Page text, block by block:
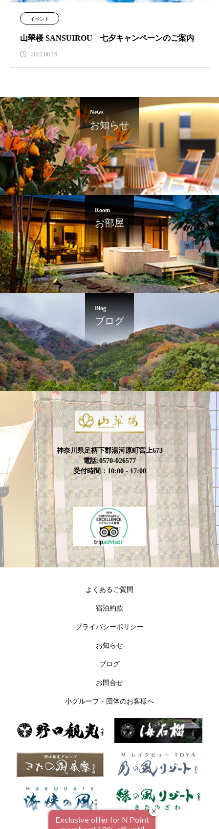
イベント
山翠楼 SANSUIROU 七夕キャンペーンのご案内
2022.06.16
News
お知らせ
Room
お部屋
Blog
ブログ
神奈川県足柄下郡湯河原町宮上673
電話:0570-026577
受付時間：10:00 - 17:00
よくあるご質問
宿泊約款
プライバシーポリシー
お知らせ
ブログ
お問合せ
小グループ・団体のお客様へ